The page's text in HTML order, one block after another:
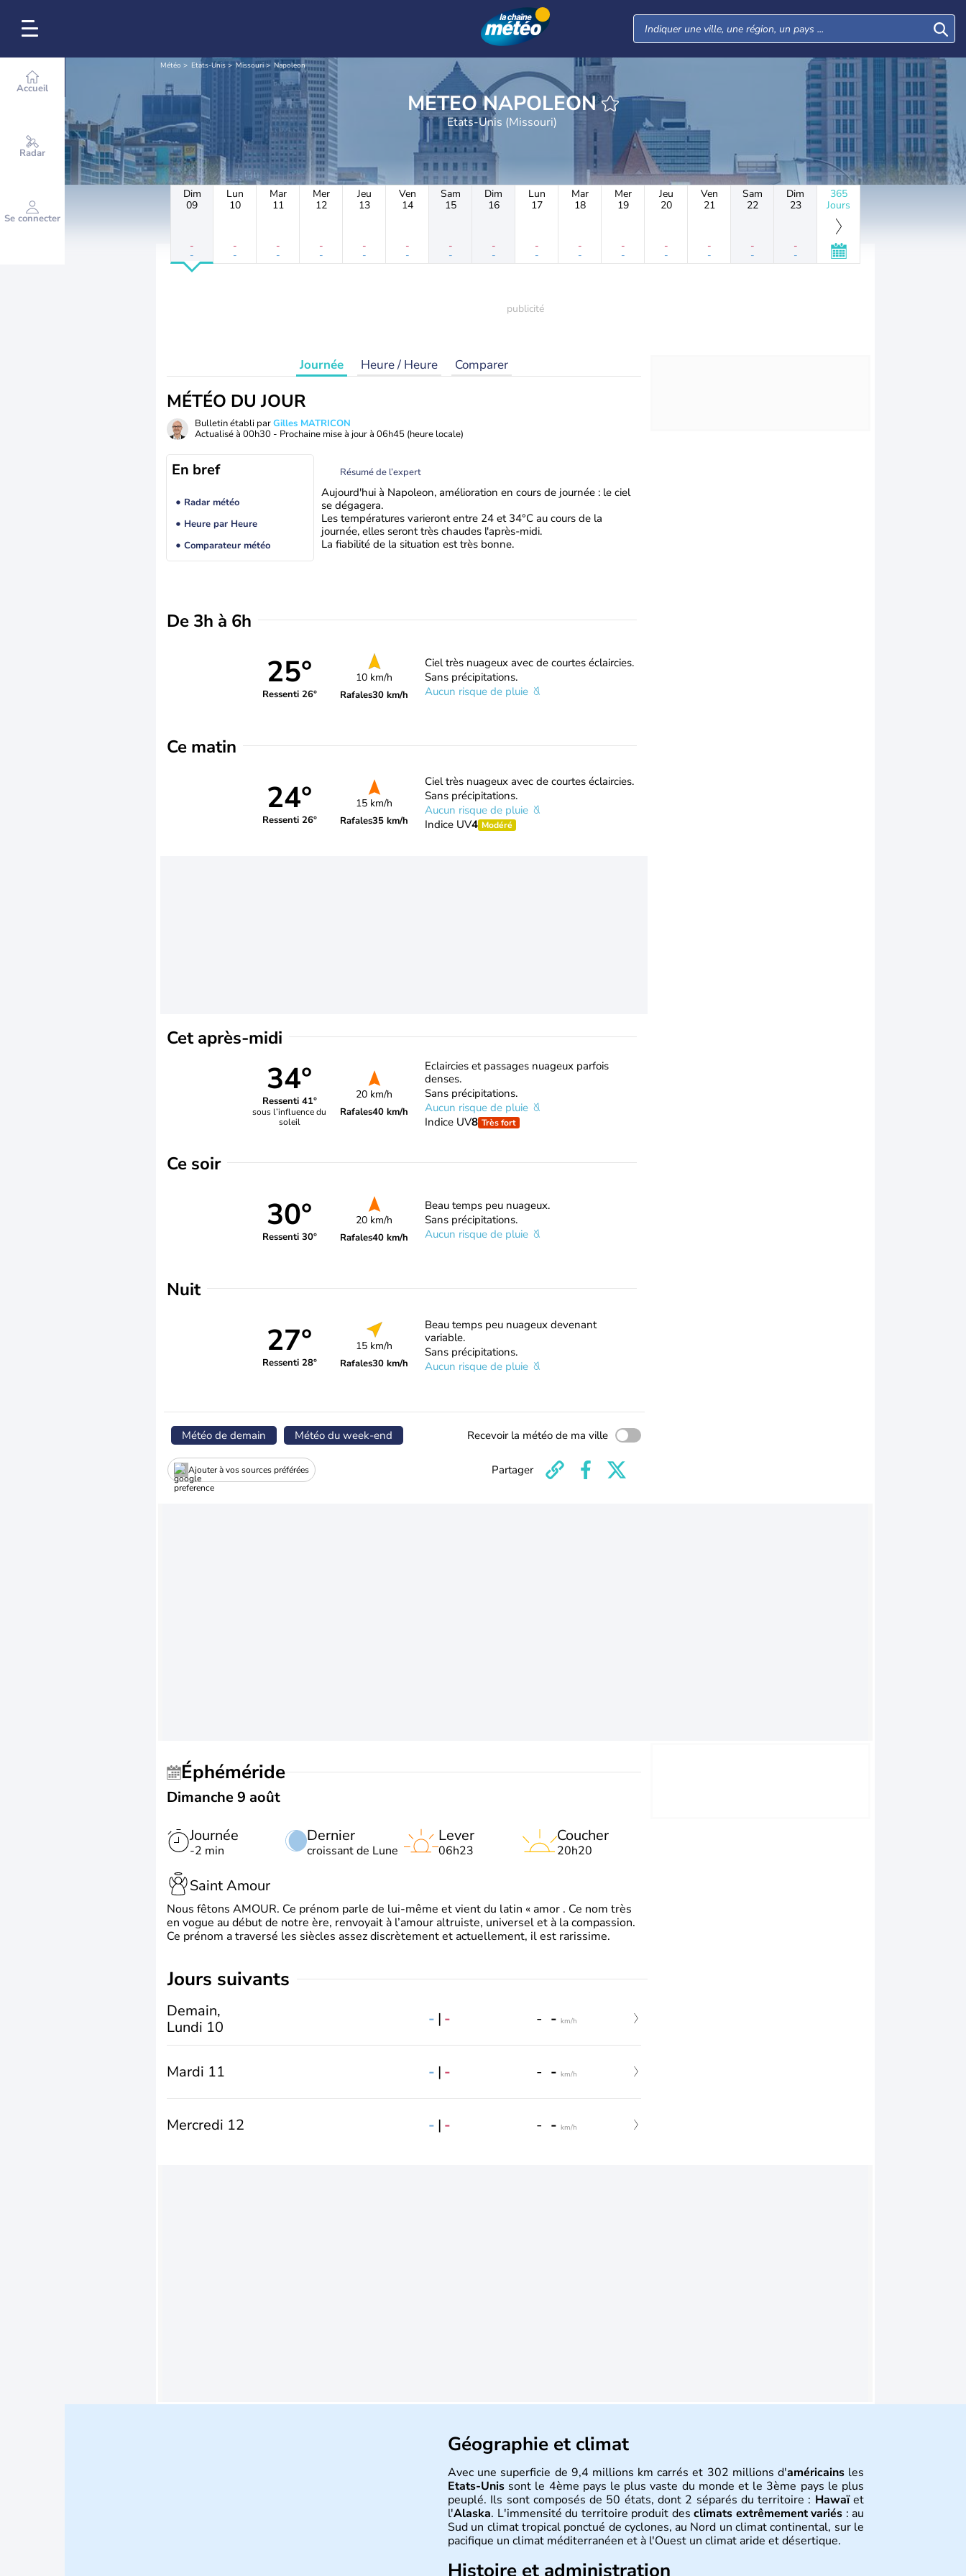
Accueil
Radar
Se connecter
Météo Etats-Unis Missouri Napoleon
METEO NAPOLEON
Etats-Unis (Missouri)
Dim
09
-
-
Lun
10
-
-
Mar
11
-
-
Mer
12
-
-
Jeu
13
-
-
Ven
14
-
-
Sam
15
-
-
Dim
16
-
-
Lun
17
-
-
Mar
18
-
-
Mer
19
-
-
Jeu
20
-
-
Ven
21
-
-
Sam
22
-
-
Dim
23
-
-
365
Jours
Journée Heure / Heure Comparer
MÉTÉO DU JOUR
Bulletin établi parGilles MATRICON
Actualisé à 00h30 - Prochaine mise à jour à 06h45 (heure locale)
En bref
Radar météo
Heure par Heure
Comparateur météo
Résumé de l’expert
Aujourd'hui à Napoleon, amélioration en cours de journée : le ciel
se dégagera.
Les températures varieront entre 24 et 34°C au cours de la
journée, elles seront très chaudes l'après-midi.
La fiabilité de la situation est très bonne.
De 3h à 6h
25°
Ressenti 26°
10 km/h
Rafales30 km/h
Ciel très nuageux avec de courtes éclaircies.
Sans précipitations.
Aucun risque de pluie
Ce matin
24°
Ressenti 26°
15 km/h
Rafales35 km/h
Ciel très nuageux avec de courtes éclaircies.
Sans précipitations.
Aucun risque de pluie
Indice UV4 Modéré
Cet après-midi
34°
Ressenti 41°
sous l’influence du
soleil
20 km/h
Rafales40 km/h
Eclaircies et passages nuageux parfois
denses.
Sans précipitations.
Aucun risque de pluie
Indice UV8 Très fort
Ce soir
30°
Ressenti 30°
20 km/h
Rafales40 km/h
Beau temps peu nuageux.
Sans précipitations.
Aucun risque de pluie
Nuit
27°
Ressenti 28°
15 km/h
Rafales30 km/h
Beau temps peu nuageux devenant
variable.
Sans précipitations.
Aucun risque de pluie
Météo de demain Météo du week-end Recevoir la météo de ma ville
Ajouter à vos sources préférées Partager
Éphéméride
Dimanche 9 août
Journée
-2 min
Dernier
croissant de Lune
Lever
06h23
Coucher
20h20
Saint Amour
Nous fêtons AMOUR. Ce prénom parle de lui-même et vient du latin « amor . Ce nom très
en vogue au début de notre ère, renvoyait à l’amour altruiste, universel et à la compassion.
Ce prénom a traversé les siècles assez discrètement et actuellement, il est rarissime.
jours suivants
Demain,
Lundi 10
- | - - - km/h
Mardi 11 - | - - - km/h
Mercredi 12 - | - - - km/h
Géographie et climat
Avec une superficie de 9,4 millions km carrés et 302 millions d'américainsles
Etats-Unis sont le 4ème pays le plus vaste du monde et le 3ème pays le plus
peuplé. Ils sont composés de 50 états, dont 2 séparés du territoire : Hawaïet
l'Alaska. L'immensité du territoire produit des climats extrêmement variés : au
Sud un climat tropical ponctué de cyclones, au Nord un climat continental, sur le
pacifique un climat méditerranéen et à l'Ouest un climat aride et désertique.
Histoire et administration